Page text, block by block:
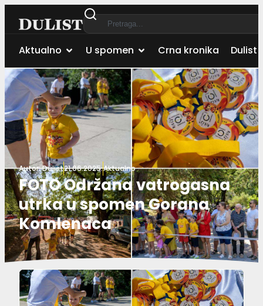
Aktualno U spomen Crna kronika Dulist
Autor:Dulist21.06.2025.Aktualno
FOTO Održana vatrogasna
utrka u spomen Gorana
Komlenaca